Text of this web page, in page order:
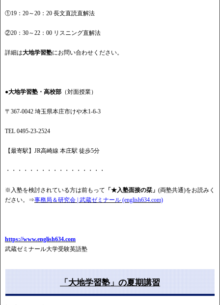
①19：20～20：20 長文直読直解法
②20：30～22：00 リスニング直解法
詳細は大地学習塾にお問い合わせください。
●大地学習塾・高校部 （対面授業）
〒367-0042 埼玉県本庄市けや木1-6-3
TEL 0495-23-2524
【最寄駅】JR高崎線 本庄駅 徒歩5分
・・・・・・・・・・・・・・・・・
※入塾を検討されている方は前もって 「★入塾面接の栞」 (両塾共通)をお読みく
ださい。⇒事務局＆研究会 | 武蔵ゼミナール (english634.com)
https://www.english634.com
武蔵ゼミナール大学受験英語塾
「大地学習塾」の夏期講習